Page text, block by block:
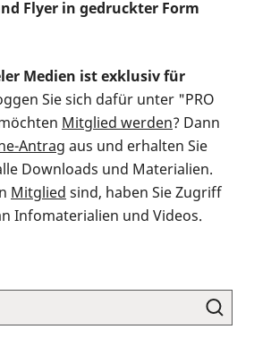
Flyer in gedruckter Form
Medien ist exklusiv für
Sie sich dafür unter "PRO
Mitglied werden? Dann
Antrag aus und erhalten Sie
Downloads und Materialien.
Mitglied sind, haben Sie Zugriff
Infomaterialien und Videos.